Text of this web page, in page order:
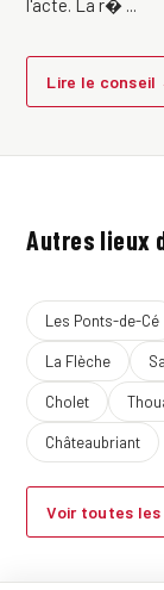
l'acte. La r� ...
Lire le conseil
Autres lieux
Les Ponts-de-Cé
La Flèche
Cholet
Châteaubriant
Voir toutes